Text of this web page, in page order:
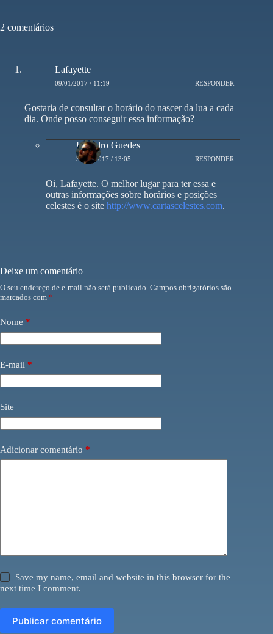
2 comentários
Lafayette
09/01/2017 / 11:19 RESPONDER
Gostaria de consultar o horário do nascer da lua a cada
dia. Onde posso conseguir essa informação?
Leandro Guedes
30/01/2017 / 13:05 RESPONDER
Oi, Lafayette. O melhor lugar para ter essa e
outras informações sobre horários e posições
celestes é o site http://www.cartascelestes.com.
Deixe um comentário
O seu endereço de e-mail não será publicado. Campos obrigatórios são
marcados com *
Nome *
E-mail *
Site
Adicionar comentário *
Save my name, email and website in this browser for the
next time I comment.
Publicar comentário